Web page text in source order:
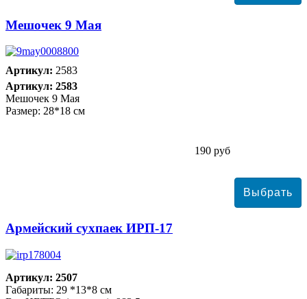
Мешочек 9 Мая
Артикул: 2583
Артикул: 2583
Мешочек 9 Мая
Размер: 28*18 см
190 руб
Армейский сухпаек ИРП-17
Артикул: 2507
Габариты: 29 *13*8 см